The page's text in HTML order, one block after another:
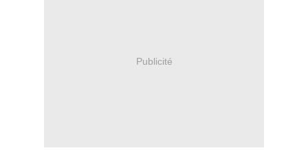
Publicité